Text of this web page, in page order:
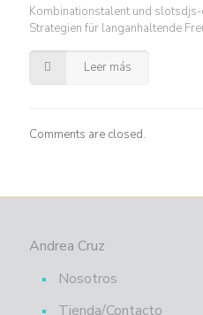
Kombinationstalent und
Strategien für langanhaltende
Leer más
Comments are closed.
Andrea Cruz
Nosotros
Tienda/Contacto